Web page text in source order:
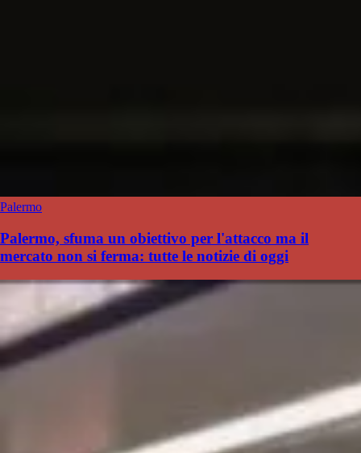
Palermo
Palermo, sfuma un obiettivo per l'attacco ma il
mercato non si ferma: tutte le notizie di oggi